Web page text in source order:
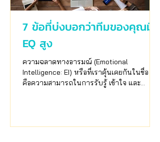
7 ข้อที่บ่งบอกว่าทีมของคุณมี
EQ สูง
ความฉลาดทางอารมณ์ (Emotional
Intelligence: EI) หรือที่เราคุ้นเคยกันในชื่อ EQ
คือความสามารถในการรับรู้ เข้าใจ และ